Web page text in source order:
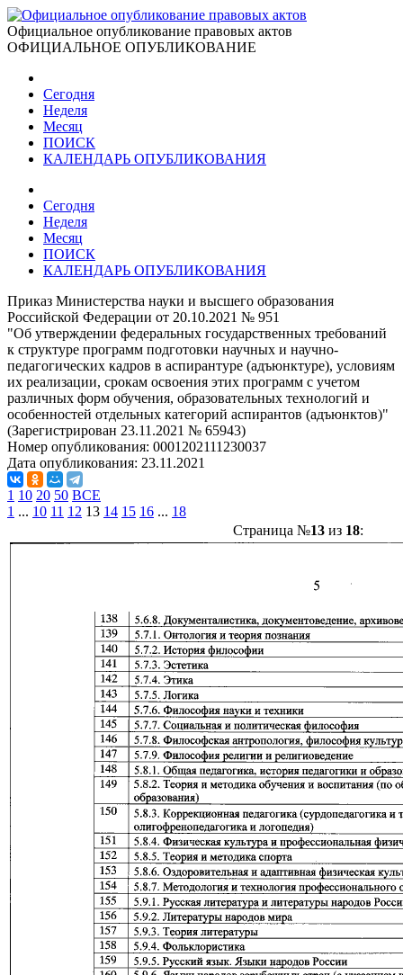
Официальное опубликование правовых актов
ОФИЦИАЛЬНОЕ ОПУБЛИКОВАНИЕ
Сегодня
Неделя
Месяц
ПОИСК
КАЛЕНДАРЬ ОПУБЛИКОВАНИЯ
Сегодня
Неделя
Месяц
ПОИСК
КАЛЕНДАРЬ ОПУБЛИКОВАНИЯ
Приказ Министерства науки и высшего образования
Российской Федерации от 20.10.2021 № 951
"Об утверждении федеральных государственных требований
к структуре программ подготовки научных и научно-
педагогических кадров в аспирантуре (адъюнктуре), условиям
их реализации, срокам освоения этих программ с учетом
различных форм обучения, образовательных технологий и
особенностей отдельных категорий аспирантов (адъюнктов)"
(Зарегистрирован 23.11.2021 № 65943)
Номер опубликования: 0001202111230037
Дата опубликования: 23.11.2021
1 10 20 50 ВСЕ
1 ... 10 11 12 13 14 15 16 ... 18
Страница №13из 18: